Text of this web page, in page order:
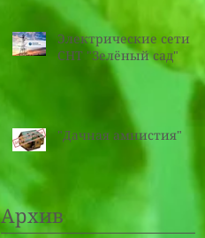
Электрические сети
СНТ "Зелёный сад"
"Дачная амнистия"
Архив